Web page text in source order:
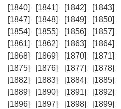
[1840]
[1841] [1842] [1843]
[1847]
[1848] [1849] [1850]
[1854]
[1855] [1856] [1857]
[1861]
[1862] [1863] [1864]
[1868]
[1869] [1870] [1871]
[1875]
[1876] [1877] [1878]
[1882]
[1883] [1884] [1885]
[1889]
[1890] [1891] [1892]
[1896]
[1897] [1898] [1899]